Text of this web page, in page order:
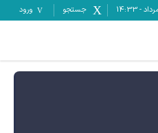
-
14:33 جستجو ورود